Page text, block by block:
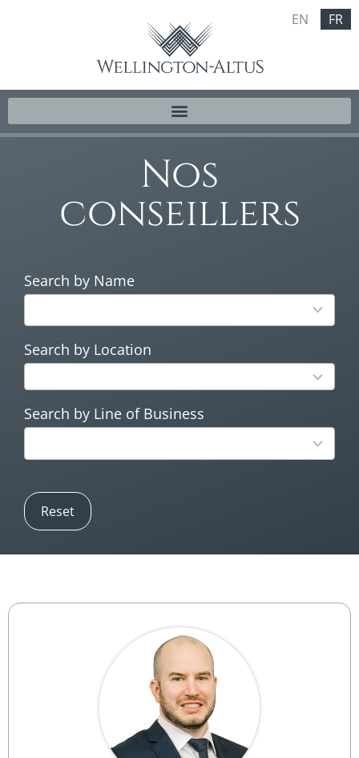
EN FR
Nos
conseillers
Search by Name
264
results
available
Search by Location
66
results
available
Search by Line of Business
3
results
available
Reset